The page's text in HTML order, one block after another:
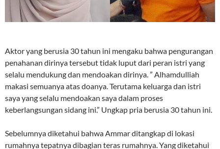
Aktor yang berusia 30 tahun ini mengaku bahwa pengurangan
penahanan dirinya tersebut tidak luput dari peran istri yang
selalu mendukung dan mendoakan dirinya. ” Alhamdulliah
makasi semuanya atas doanya. Terutama keluarga dan istri
saya yang selalu mendoakan saya dalam proses
keberlangsungan sidang ini.” Ungkap pria berusia 30 tahun ini.
Sebelumnya diketahui bahwa Ammar ditangkap di lokasi
rumahnya tepatnya dibagian teras rumahnya. Yang diketahui